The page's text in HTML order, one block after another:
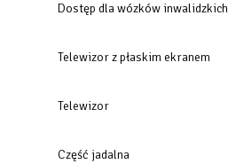
Dostęp dla wózków inwalidzkich
Telewizor z płaskim ekranem
Telewizor
Część jadalna